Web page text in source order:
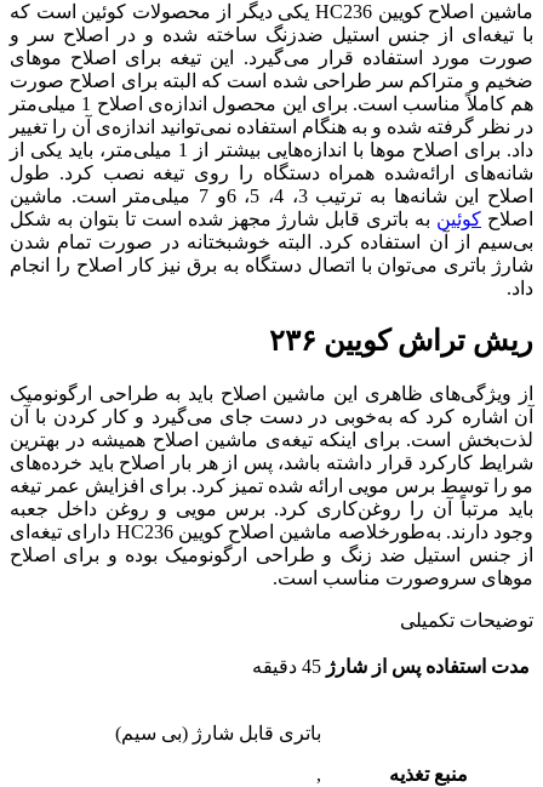
ماشین اصلاح کویین HC236 یکی دیگر از محصولات کوئین است که
با تیغه‌ای از جنس استیل ضدزنگ ساخته شده و در اصلاح سر و
صورت مورد استفاده قرار می‌گیرد. این تیغه برای اصلاح موهای
ضخیم و متراکم سر طراحی شده است که البته برای اصلاح صورت
هم کاملاً مناسب است. برای این محصول اندازه‌ی اصلاح 1 میلی‌متر
در نظر گرفته شده و به هنگام استفاده نمی‌توانید اندازه‌ی آن را تغییر
داد. برای اصلاح موها با اندازه‌هایی بیشتر از 1 میلی‌متر، باید یکی از
شانه‌های ارائه‌شده همراه دستگاه را روی تیغه نصب کرد. طول
اصلاح این شانه‌ها به ترتیب 3، 4، 5، 6و 7 میلی‌متر است. ماشین
اصلاح کوئین به باتری قابل شارژ مجهز شده است تا بتوان به شکل
بی‌سیم از آن استفاده کرد. البته خوشبختانه در صورت تمام شدن
شارژ باتری می‌توان با اتصال دستگاه به برق نیز کار اصلاح را انجام
داد.
ریش تراش کویین ۲۳۶
از ویژگی‌های ظاهری این ماشین اصلاح باید به طراحی ارگونومیک
آن اشاره کرد که به‌خوبی در دست جای می‌گیرد و کار کردن با آن
لذت‌بخش است. برای اینکه تیغه‌ی ماشین اصلاح همیشه در بهترین
شرایط کارکرد قرار داشته باشد، پس از هر بار اصلاح باید خرده‌های
مو را توسط برس مویی ارائه شده تمیز کرد. برای افزایش عمر تیغه
باید مرتباً آن را روغن‌کاری کرد. برس مویی و روغن داخل جعبه
وجود دارند. به‌طورخلاصه ماشین اصلاح کویین HC236 دارای تیغه‌ای
از جنس استیل ضد زنگ و طراحی ارگونومیک بوده و برای اصلاح
موهای سروصورت مناسب است.
توضیحات تکمیلی
مدت استفاده پس از شارژ 45 دقیقه
منبع تغذیه
باتری قابل شارژ (بی سیم)
,